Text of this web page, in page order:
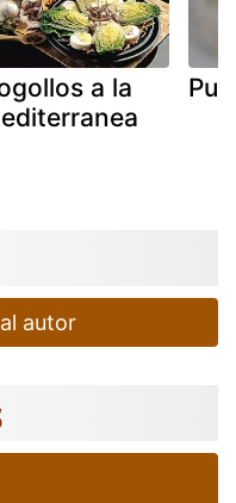
a la
autor